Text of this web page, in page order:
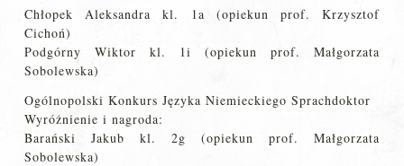
Chłopek Aleksandra kl. 1a (opiekun prof. Krzysztof
Cichoń)
Podgórny Wiktor kl. 1i (opiekun prof. Małgorzata
Sobolewska)
Ogólnopolski Konkurs Języka Niemieckiego Sprachdoktor
Wyróżnienie i nagroda:
Barański Jakub kl. 2g (opiekun prof. Małgorzata
Sobolewska)